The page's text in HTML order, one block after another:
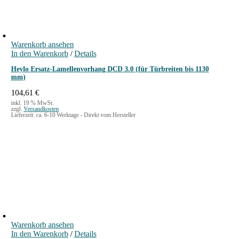
Warenkorb ansehen
In den Warenkorb / Details
Heylo Ersatz-Lamellenvorhang DCD 3.0 (für Türbreiten bis 1130
mm)
104,61 €
inkl. 19 % MwSt.
zzgl. Versandkosten
Lieferzeit: ca. 6-10 Werktage - Direkt vom Hersteller
Warenkorb ansehen
In den Warenkorb / Details